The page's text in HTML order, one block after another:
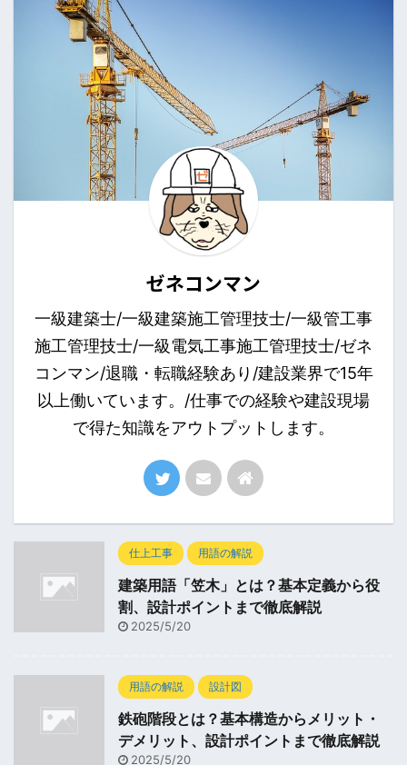
ゼネコンマン
一級建築士/一級建築施工管理技士/一級管工事
施工管理技士/一級電気工事施工管理技士/ゼネ
コンマン/退職・転職経験あり/建設業界で15年
以上働いています。/仕事での経験や建設現場
で得た知識をアウトプットします。
仕上工事 用語の解説
建築用語「笠木」とは？基本定義から役
割、設計ポイントまで徹底解説
2025/5/20
用語の解説 設計図
鉄砲階段とは？基本構造からメリット・
デメリット、設計ポイントまで徹底解説
2025/5/20